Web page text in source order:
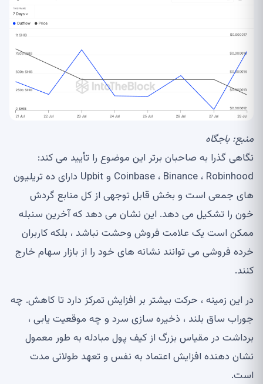
منبع:باجگاه
نگاهی گذرا به صاحبان برتر این موضوع را تأیید می کند:
Coinbase ، Binance ، Robinhood و Upbit دارای ده تریلیون
های جمعی است و بخش قابل توجهی از کل منابع گردش
خون را تشکیل می دهد. این نشان می دهد که آخرین سنبله
ممکن است یک علامت فروش وحشت نباشد ، بلکه کاربران
خرده فروشی می توانند نشانه های خود را از بازار سهام خارج
کنند.
در این زمینه ، حرکت بیشتر بر افزایش تمرکز دارد تا کاهش. چه
جوراب ساق بلند ، ذخیره سازی سرد و چه موقعیت یابی ،
برداشت در مقیاس بزرگ از کیف پول مبادله به طور معمول
نشان دهنده افزایش اعتماد به نفس و تعهد طولانی مدت
است.